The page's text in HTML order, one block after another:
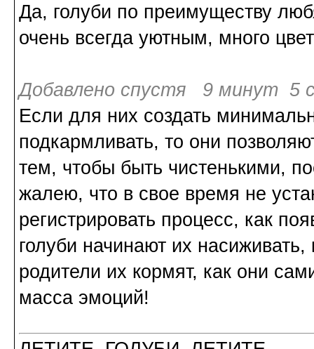
Да, голуби по преимуществу
очень всегда уютным, много
Добавлено спустя 9 минут 5
Если для них создать
подкармливать, то они
тем, чтобы быть чистенькими,
жалею, что в свое время не
регистрировать процесс, как
голуби начинают их
родители их кормят, как они
масса эмоций!